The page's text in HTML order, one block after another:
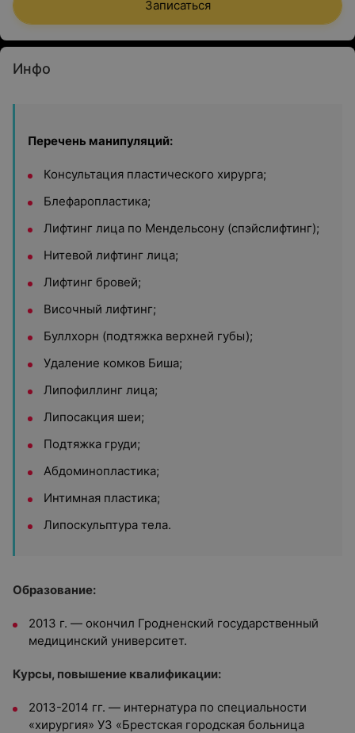
Записаться
Инфо
Перечень манипуляций:
Консультация пластического хирурга;
Блефаропластика;
Лифтинг лица по Мендельсону (спэйслифтинг);
Нитевой лифтинг лица;
Лифтинг бровей;
Височный лифтинг;
Буллхорн (подтяжка верхней губы);
Удаление комков Биша;
Липофиллинг лица;
Липосакция шеи;
Подтяжка груди;
Абдоминопластика;
Интимная пластика;
Липоскульптура тела.
Образование:
2013 г. — окончил Гродненский государственный
медицинский университет.
Курсы, повышение квалификации:
2013-2014 гг. — интернатура по специальности
«хирургия» УЗ «Брестская городская больница